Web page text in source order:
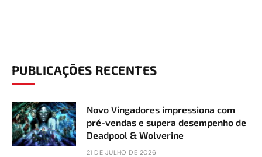
PUBLICAÇÕES RECENTES
Novo Vingadores impressiona com
pré-vendas e supera desempenho de
Deadpool & Wolverine
21 DE JULHO DE 2026